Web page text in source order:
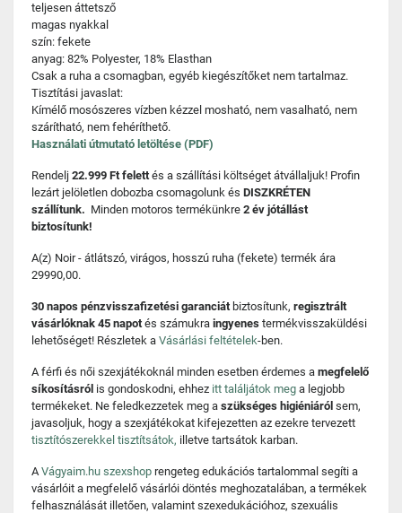
teljesen áttetsző
magas nyakkal
szín: fekete
anyag: 82% Polyester, 18% Elasthan
Csak a ruha a csomagban, egyéb kiegészítőket nem tartalmaz.
Tisztítási javaslat:
Kímélő mosószeres vízben kézzel mosható, nem vasalható, nem
szárítható, nem fehéríthető.
Használati útmutató letöltése (PDF)
Rendelj 22.999 Ft felettés a szállítási költséget átvállaljuk! Profin
lezárt jelöletlen dobozba csomagolunk és DISZKRÉTEN
szállítunk. Minden motoros termékünkre 2 év jótállást
biztosítunk!
A(z) Noir - átlátszó, virágos, hosszú ruha (fekete) termék ára
29990,00.
30 napos pénzvisszafizetési garanciát biztosítunk, regisztrált
vásárlóknak 45 napotés számukra ingyenes termékvisszaküldési
lehetőséget! Részletek a Vásárlási feltételek-ben.
A férfi és női szexjátékoknál minden esetben érdemes a megfelelő
síkosításról is gondoskodni, ehhez itt találjátok meg a legjobb
termékeket. Ne feledkezzetek meg a szükséges higiéniáról sem,
javasoljuk, hogy a szexjátékokat kifejezetten az ezekre tervezett
tisztítószerekkel tisztítsátok, illetve tartsátok karban.
AVágyaim.hu szexshop rengeteg edukációs tartalommal segíti a
vásárlóit a megfelelő vásárlói döntés meghozatalában, a termékek
felhasználását illetően, valamint szexedukációhoz, szexuális